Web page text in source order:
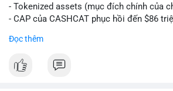
- Tokenized assets (mục đích chính của
- CAP của CASHCAT phục hồi đến $86
#binancesquare
$cashcat
Đọc thêm